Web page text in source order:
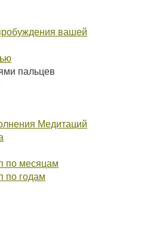
вашей
пальцев
Медитаций
по месяцам
по годам